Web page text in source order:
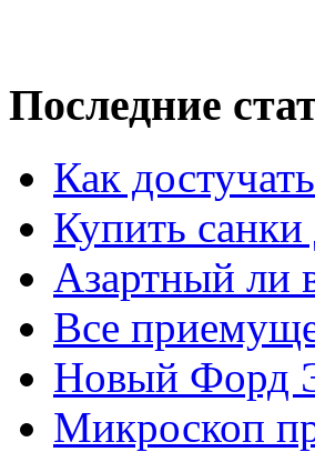
Последние
Как
Купить
Азартный ли
Все
Новый Форд
Микроскоп